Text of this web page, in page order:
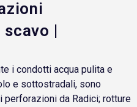
|
i condotti acqua pulita e
e sottostradali, sono
da Radici; rotture